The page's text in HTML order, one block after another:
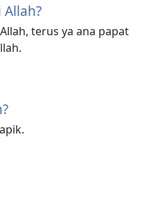
terus ya ana papat